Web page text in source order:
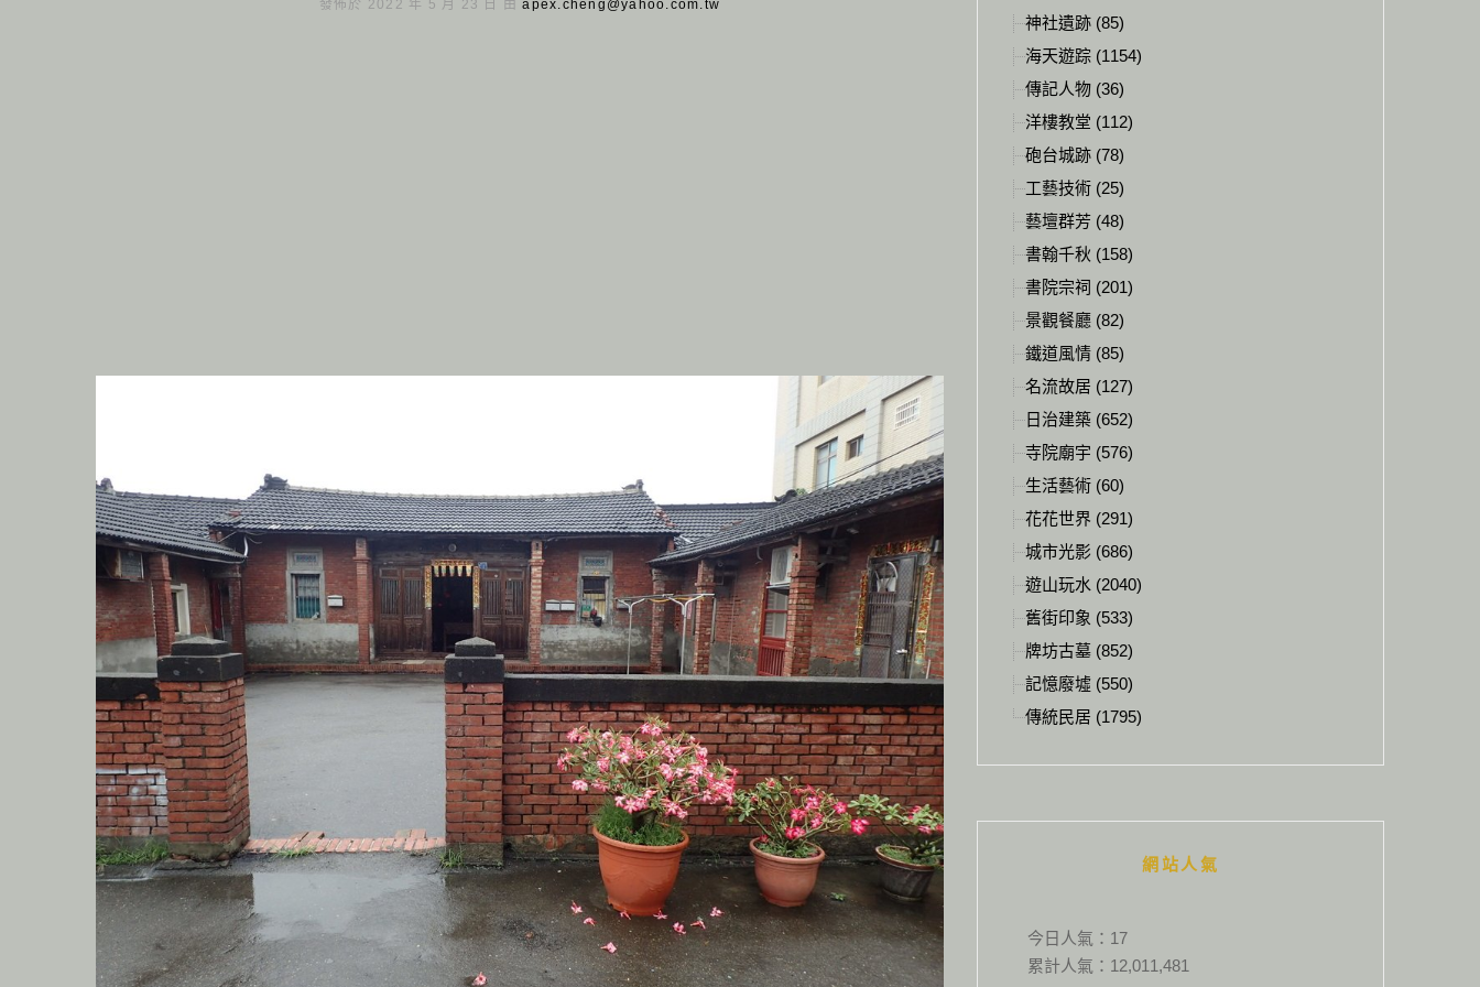
發佈於 2022 年 5 月 23 日 由apex.cheng@yahoo.com.tw
神社遺跡 (85)
海天遊踪 (1154)
傳記人物 (36)
洋樓教堂 (112)
砲台城跡 (78)
工藝技術 (25)
藝壇群芳 (48)
書翰千秋 (158)
書院宗祠 (201)
景觀餐廳 (82)
鐵道風情 (85)
名流故居 (127)
日治建築 (652)
寺院廟宇 (576)
生活藝術 (60)
花花世界 (291)
城市光影 (686)
遊山玩水 (2040)
舊街印象 (533)
牌坊古墓 (852)
記憶廢墟 (550)
傳統民居 (1795)
網站人氣
今日人氣： 17
累計人氣： 12,011,481